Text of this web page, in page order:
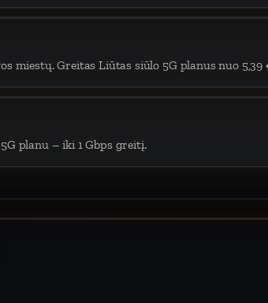
miestų. Greitas Liūtas siūlo 5G planus nuo 5,39
planu – iki 1 Gbps greitį.